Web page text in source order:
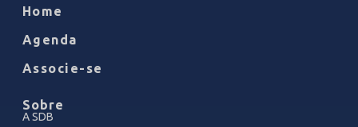
Home
Agenda
Associe-se
Sobre
A SDB